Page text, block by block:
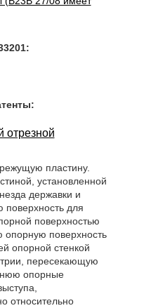
отрезной
пластину.
установленной
державки и
для
поверхностью
поверхность
опорной стенкой
пересекающую
опорные
относительно